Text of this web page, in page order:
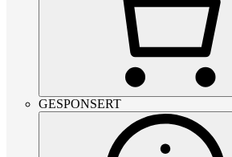
GESPONSERT